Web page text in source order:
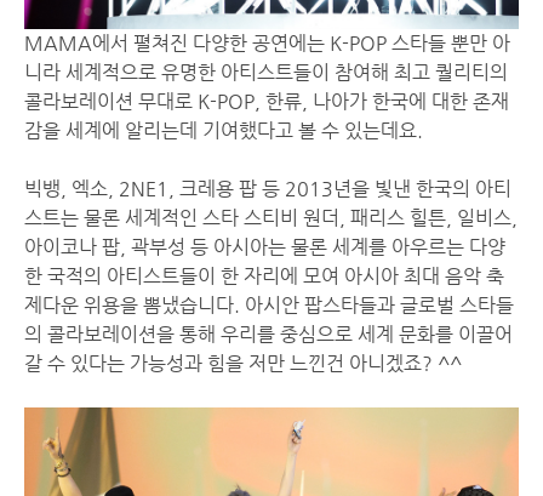
MAMA에서 펼쳐진 다양한 공연에는 K-POP 스타들 뿐만 아
니라 세계적으로 유명한 아티스트들이 참여해 최고 퀄리티의
콜라보레이션 무대로 K-POP, 한류, 나아가 한국에 대한 존재
감을 세계에 알리는데 기여했다고 볼 수 있는데요.
빅뱅, 엑소, 2NE1, 크레용 팝 등 2013년을 빛낸 한국의 아티
스트는 물론 세계적인 스타 스티비 원더, 패리스 힐튼, 일비스,
아이코나 팝, 곽부성 등 아시아는 물론 세계를 아우르는 다양
한 국적의 아티스트들이 한 자리에 모여 아시아 최대 음악 축
제다운 위용을 뽐냈습니다. 아시안 팝스타들과 글로벌 스타들
의 콜라보레이션을 통해 우리를 중심으로 세계 문화를 이끌어
갈 수 있다는 가능성과 힘을 저만 느낀건 아니겠죠? ^^